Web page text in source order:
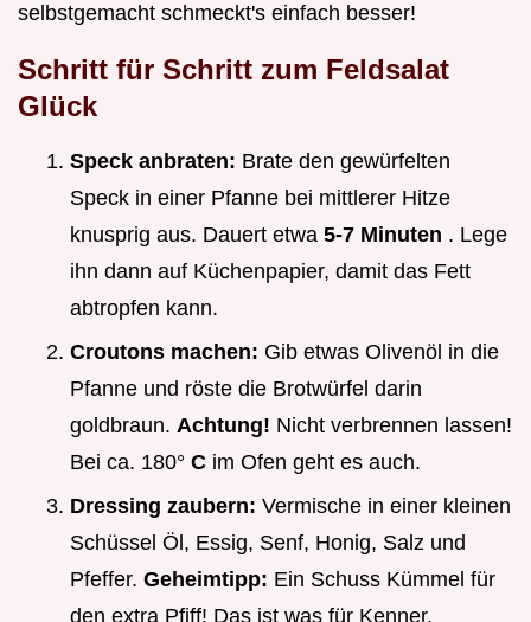
selbstgemacht schmeckt's einfach besser!
Schritt für Schritt zum Feldsalat
Glück
Speck anbraten: Brate den gewürfelten
Speck in einer Pfanne bei mittlerer Hitze
knusprig aus. Dauert etwa 5-7 Minuten . Lege
ihn dann auf Küchenpapier, damit das Fett
abtropfen kann.
Croutons machen: Gib etwas Olivenöl in die
Pfanne und röste die Brotwürfel darin
goldbraun. Achtung! Nicht verbrennen lassen!
Bei ca. 180° C im Ofen geht es auch.
Dressing zaubern: Vermische in einer kleinen
Schüssel Öl, Essig, Senf, Honig, Salz und
Pfeffer. Geheimtipp: Ein Schuss Kümmel für
den extra Pfiff! Das ist was für Kenner.